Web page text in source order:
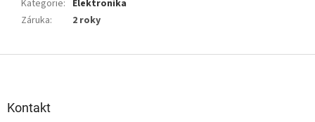
Kategorie: Elektronika
Záruka: 2 roky
Kontakt